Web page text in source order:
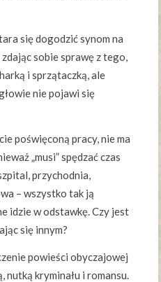
się dogodzić synom na
sobie sprawę z tego,
i sprzątaczką, ale
nie pojawi się
poświęconą pracy, nie ma
„musi” spędzać czas
przychodnia,
– wszystko tak ją
idzie w odstawkę. Czy jest
się innym?
powieści obyczajowej
kryminału i romansu.